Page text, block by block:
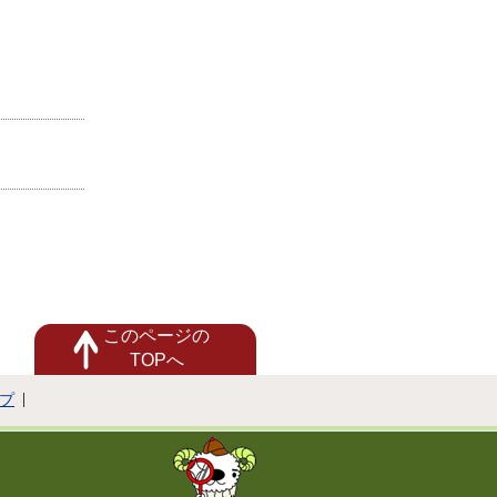
このページの
TOPへ